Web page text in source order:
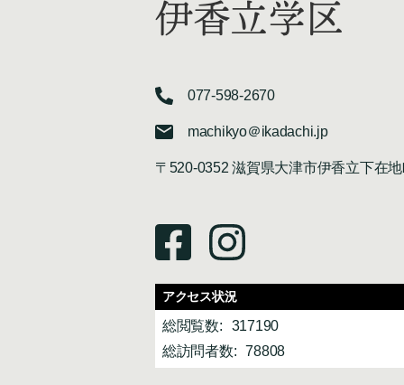
伊香立学区
077-598-2670
machikyo＠ikadachi.jp
〒520-0352 滋賀県大津市伊香立下在
アクセス状況
総閲覧数:
317190
総訪問者数:
78808